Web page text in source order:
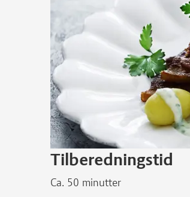
Tilberedningstid
Ca. 50 minutter